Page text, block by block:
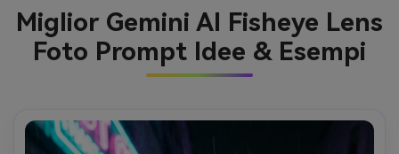
Miglior Gemini AI Fisheye Lens
Foto Prompt Idee & Esempi